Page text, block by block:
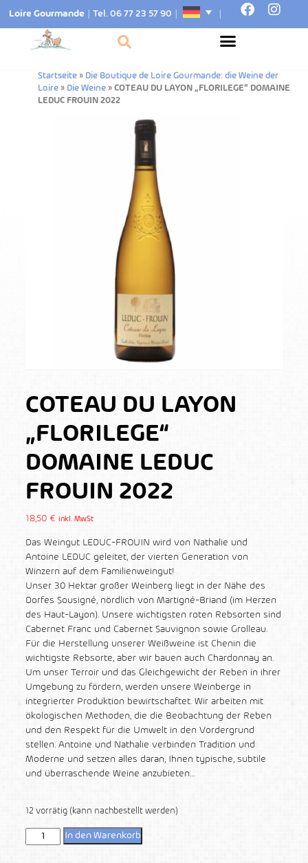
Loire Gourmande |Tel. 06 77 23 57 90
Startseite» Die Boutique de Loire Gourmande: die Weine der
Loire» Die Weine» COTEAU DU LAYON „FLORILEGE“ DOMAINE
LEDUC FROUIN 2022
COTEAU DU LAYON
„FLORILEGE“
DOMAINE LEDUC
FROUIN 2022
18,50 € inkl. MwSt
Das Weingut LEDUC-FROUIN wird von Nathalie und
Antoine LEDUC geleitet, der vierten Generation von
Winzern auf dem Familienweingut!
Unser 30 Hektar großer Weinberg liegt in der Nähe des
Dorfes Sousigné, nördlich von Martigné-Briand (im Herzen
des Haut-Layon). Unsere wichtigsten roten Rebsorten sind
Cabernet Franc und Cabernet Sauvignon sowie Grolleau.
Für die Herstellung unserer Weißweine ist Chenin die
wichtigste Rebsorte, aber wir bauen auch Chardonnay an.
Um unser Terroir und das Gleichgewicht der Reben in ihrer
Umgebung zu fördern, werden unsere Weinberge in
integrierter Produktion bewirtschaftet. Wir arbeiten mit
ökologischen Methoden, die die Beobachtung der Reben
und den Respekt für die Umwelt in den Vordergrund
stellen. Antoine und Nathalie verbinden Tradition und
Moderne und setzen alles daran, Ihnen typische, subtile
und überraschende Weine anzubieten…
12 vorrätig (kann nachbestellt werden)
In den Warenkorb